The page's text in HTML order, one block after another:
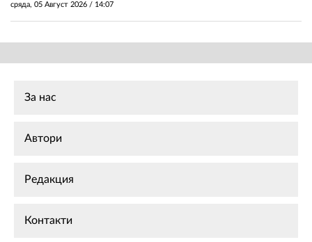
сряда, 05 Август 2026 / 14:07
За нас
Автори
Редакция
Контакти